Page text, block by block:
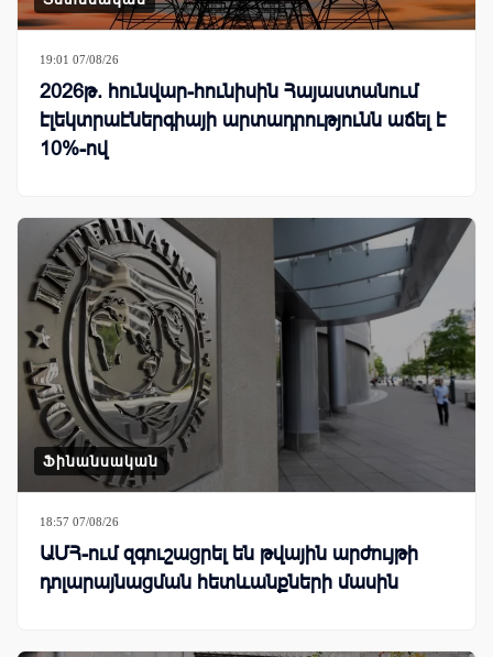
19:01 07/08/26
2026թ. հունվար-հունիսին Հայաստանում
էլեկտրաէներգիայի արտադրությունն աճել է
10%-ով
Ֆինանսական
18:57 07/08/26
ԱՄՀ-ում զգուշացրել են թվային արժույթի
դոլարայնացման հետևանքների մասին